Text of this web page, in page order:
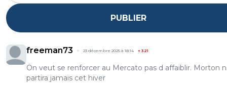
PUBLIER
freeman73 23 décembre 2025 à 18:14 + 321
On veut se renforcer au Mercato pas d affaiblir. Morton
partira jamais cet hiver